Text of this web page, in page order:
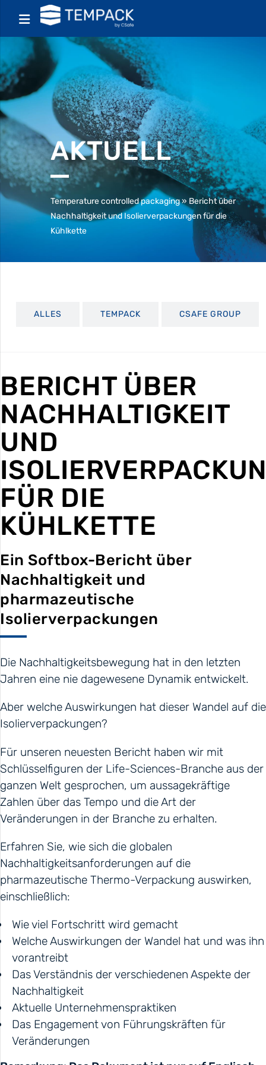
AKTUELL
Temperature controlled packaging» Bericht über
Nachhaltigkeit und Isolierverpackungen für die
Kühlkette
ALLES TEMPACK CSAFE GROUP
BERICHT ÜBER
NACHHALTIGKEIT
UND
FÜR DIE
KÜHLKETTE
Ein Softbox-Bericht über
Nachhaltigkeit und
pharmazeutische
Isolierverpackungen
Die Nachhaltigkeitsbewegung hat in den letzten
Jahren eine nie dagewesene Dynamik entwickelt.
Aber welche Auswirkungen hat dieser Wandel auf die
Isolierverpackungen?
Für unseren neuesten Bericht haben wir mit
Schlüsselfiguren der Life-Sciences-Branche aus der
ganzen Welt gesprochen, um aussagekräftige
Zahlen über das Tempo und die Art der
Veränderungen in der Branche zu erhalten.
Erfahren Sie, wie sich die globalen
Nachhaltigkeitsanforderungen auf die
pharmazeutische Thermo-Verpackung auswirken,
einschließlich:
Wie viel Fortschritt wird gemacht
Welche Auswirkungen der Wandel hat und was ihn
vorantreibt
Das Verständnis der verschiedenen Aspekte der
Nachhaltigkeit
Aktuelle Unternehmenspraktiken
Das Engagement von Führungskräften für
Veränderungen